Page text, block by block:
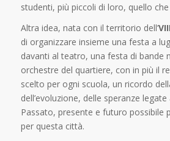
studenti, più piccoli di loro, quello che
Altra idea, nata con il territorio dell’
di organizzare insieme una festa a
davanti al teatro, una festa di bande
orchestre del quartiere, con in più il
scelto per ogni scuola, un ricordo
dell’evoluzione, delle speranze
Passato, presente e futuro possibile
per questa città.